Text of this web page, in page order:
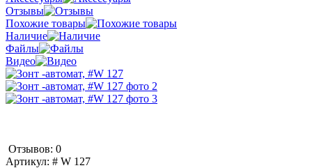
Отзывы
Похожие товары
Наличие
Файлы
Видео
Отзывов: 0
Артикул: # W 127